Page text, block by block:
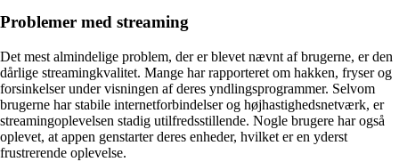
Problemer med streaming
Det mest almindelige problem, der er blevet nævnt af brugerne, er den
dårlige streamingkvalitet. Mange har rapporteret om hakken, fryser og
forsinkelser under visningen af deres yndlingsprogrammer. Selvom
brugerne har stabile internetforbindelser og højhastighedsnetværk, er
streamingoplevelsen stadig utilfredsstillende. Nogle brugere har også
oplevet, at appen genstarter deres enheder, hvilket er en yderst
frustrerende oplevelse.